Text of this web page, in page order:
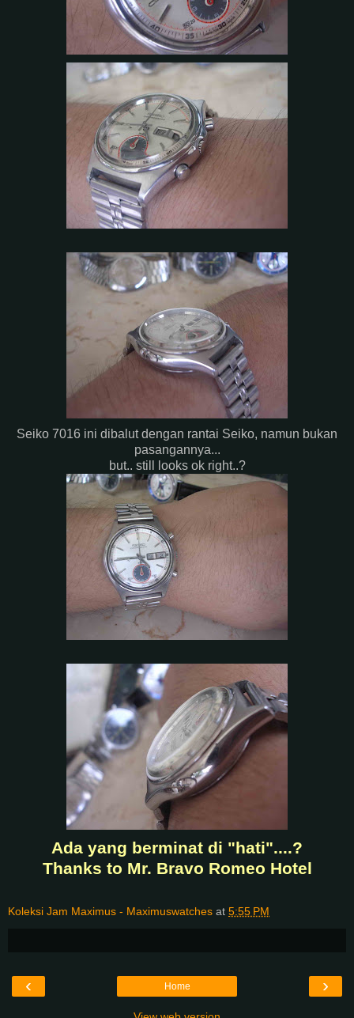
Seiko 7016 ini dibalut dengan rantai Seiko, namun bukan
pasangannya...
but.. still looks ok right..?
Ada yang berminat di "hati"....?
Thanks to Mr. Bravo Romeo Hotel
Koleksi Jam Maximus - Maximuswatches at 5:55 PM
‹ ›
Home